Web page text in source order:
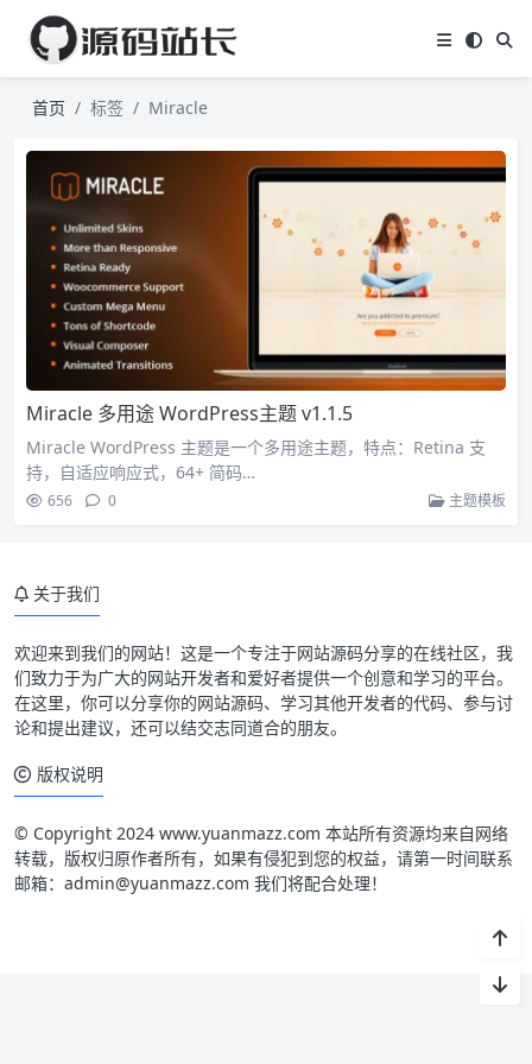
首页 标签 Miracle
Miracle 多用途 WordPress主题 v1.1.5
Miracle WordPress 主题是一个多用途主题，特点：Retina 支
持，自适应响应式，64+ 简码…
656 0 主题模板
关于我们
欢迎来到我们的网站！这是一个专注于网站源码分享的在线社区，我
们致力于为广大的网站开发者和爱好者提供一个创意和学习的平台。
在这里，你可以分享你的网站源码、学习其他开发者的代码、参与讨
论和提出建议，还可以结交志同道合的朋友。
版权说明
© Copyright 2024 www.yuanmazz.com 本站所有资源均来自网络
转载，版权归原作者所有，如果有侵犯到您的权益，请第一时间联系
邮箱：admin@yuanmazz.com 我们将配合处理！